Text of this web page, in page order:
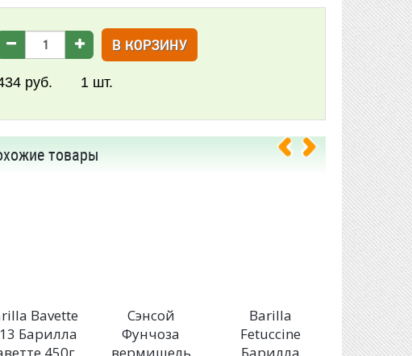
В КОРЗИНУ
руб. 1 шт.
товары
Bavette
Барилла
Сэнсой
Фунчоза
Barilla
Fetuccine